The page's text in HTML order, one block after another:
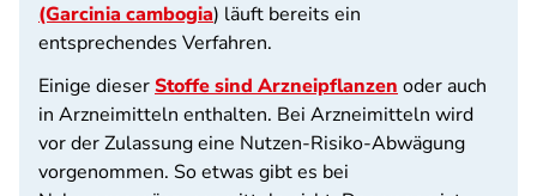
(Garcinia cambogia) läuft bereits ein
entsprechendes Verfahren.
Einige dieserStoffe sind Arzneipflanzen oder auch
in Arzneimitteln enthalten. Bei Arzneimitteln wird
vor der Zulassung eine Nutzen-Risiko-Abwägung
vorgenommen. So etwas gibt es bei